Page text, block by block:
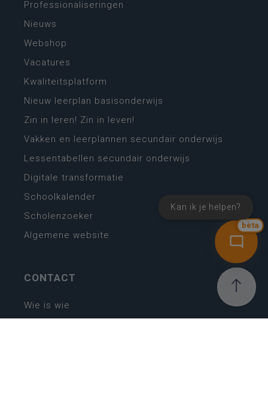
bèta
Kan ik je helpen?
Professionaliseringen
Nieuws
Webshop
Vacatures
Kwaliteitsplatform
Nieuw leerplan basisonderwijs
Zin in leren! Zin in leven!
Vakken en leerplannen secundair onderwijs
Lessentabellen secundair onderwijs
Digitale transformatie
Schoolkalender
Scholenzoeker
Algemene website
CONTACT
Wie is wie